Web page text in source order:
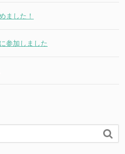
ました！
参加しました
